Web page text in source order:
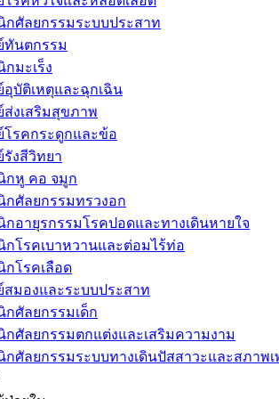
กศัลยกรรมระบบประสาท
ทันตกรรม
กมะเร็ง
อุบัติเหตุและฉุกเฉิน
ส่งเสริมสุขภาพ
โรคกระดูกและข้อ
รังสีวิทยา
กหู คอ จมูก
กศัลยกรรมทรวงอก
กอายุรกรรมโรคปอดและทางเดินหายใจ
กโรคเบาหวานและต่อมไร้ท่อ
กโรคเลือด
สมองและระบบประสาท
กศัลยกรรมเด็ก
กศัลยกรรมตกแต่งและเสริมความงาม
กศัลยกรรมระบบทางเดินปัสสาวะและสภาพเ